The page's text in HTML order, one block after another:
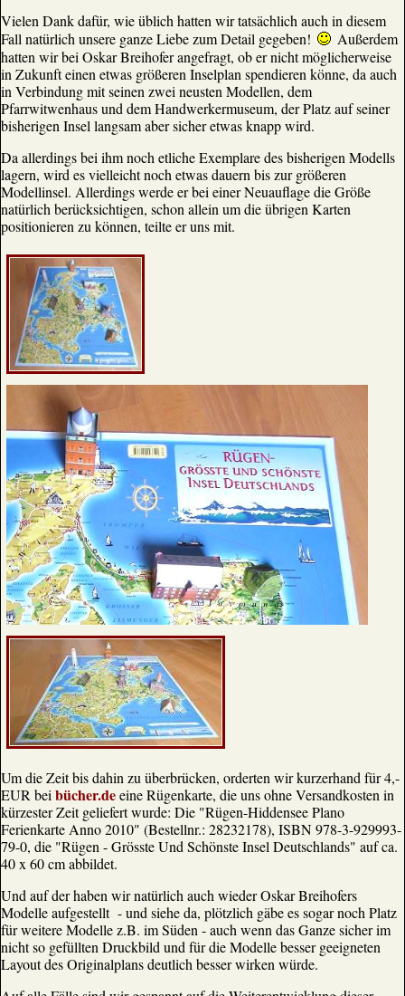
Vielen Dank dafür, wie üblich hatten wir tatsächlich auch in diesem
Fall natürlich unsere ganze Liebe zum Detail gegeben!
Außerdem
hatten wir bei Oskar Breihofer angefragt, ob er nicht möglicherweise
in Zukunft einen etwas größeren Inselplan spendieren könne, da auch
in Verbindung mit seinen zwei neusten Modellen, dem
Pfarrwitwenhaus und dem Handwerkermuseum, der Platz auf seiner
bisherigen Insel langsam aber sicher etwas knapp wird.
Da allerdings bei ihm noch etliche Exemplare des bisherigen Modells
lagern, wird es vielleicht noch etwas dauern bis zur größeren
Modellinsel. Allerdings werde er bei einer Neuauflage die Größe
natürlich berücksichtigen, schon allein um die übrigen Karten
positionieren zu können, teilte er uns mit.
Um die Zeit bis dahin zu überbrücken, orderten wir kurzerhand für 4,-
EUR beibücher.deeine Rügenkarte, die uns ohne Versandkosten in
kürzester Zeit geliefert wurde: Die "Rügen-Hiddensee Plano
Ferienkarte Anno 2010" (Bestellnr.: 28232178), ISBN 978-3-929993-
79-0, die "Rügen - Grösste Und Schönste Insel Deutschlands" auf ca.
40 x 60 cm abbildet.
Und auf der haben wir natürlich auch wieder Oskar Breihofers
Modelle aufgestellt - und siehe da, plötzlich gäbe es sogar noch Platz
für weitere Modelle z.B. im Süden - auch wenn das Ganze sicher im
nicht so gefüllten Druckbild und für die Modelle besser geeigneten
Layout des Originalplans deutlich besser wirken würde.